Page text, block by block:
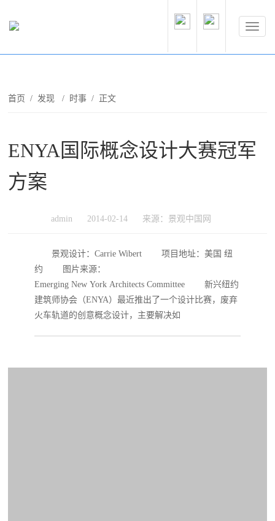
首页 /发现 / 时事 / 正文
ENYA国际概念设计大赛冠军
方案
admin 2014-02-14 来源：景观中国网
景观设计：Carrie Wibert 项目地址：美国 纽
约 图片来源：
Emerging New York Architects Committee 新兴纽约
建筑师协会（ENYA）最近推出了一个设计比赛，废弃
火车轨道的创意概念设计，主要解决如